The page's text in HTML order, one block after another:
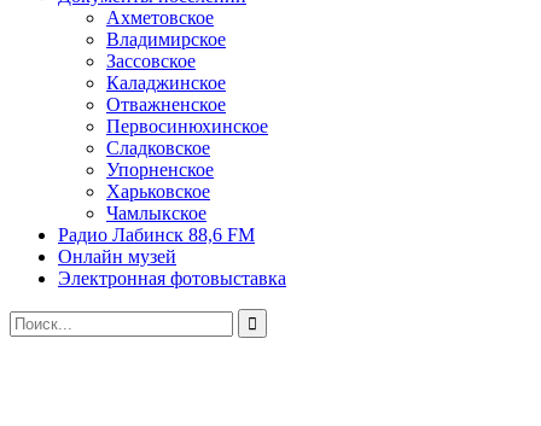
Ахметовское
Владимирское
Зассовское
Каладжинское
Отважненское
Первосинюхинское
Сладковское
Упорненское
Харьковское
Чамлыкское
Радио Лабинск 88,6 FM
Онлайн музей
Электронная фотовыставка